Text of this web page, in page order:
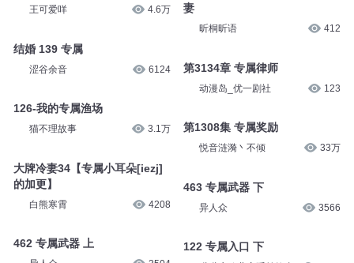
王可爱咩 4.6万
结婚 139 专属
涩谷余音 6124
126-我的专属渔场
猫不理故事 3.1万
大牌冷妻34【专属小耳朵[iezj]
的加更】
白熊寒霄 4208
462 专属武器 上
妻
昕桐昕语 412
第3134章 专属律师
动漫岛_优一剧社 123
第1308集 专属奖励
悦音涟漪丶不倾 33万
463 专属武器 下
异人众 3566
122 专属入口 下